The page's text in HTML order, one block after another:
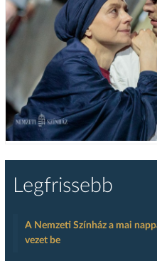
Legfrissebb
A Nemzeti Színház a mai
vezet be